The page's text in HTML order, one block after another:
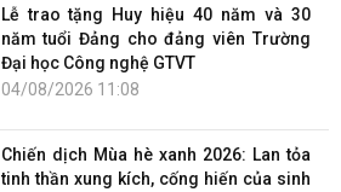
Lễ trao tặng Huy hiệu 40 năm và 30
năm tuổi Đảng cho đảng viên Trường
Đại học Công nghệ GTVT
04/08/2026 11:08
Chiến dịch Mùa hè xanh 2026: Lan tỏa
tinh thần xung kích, cống hiến của sinh